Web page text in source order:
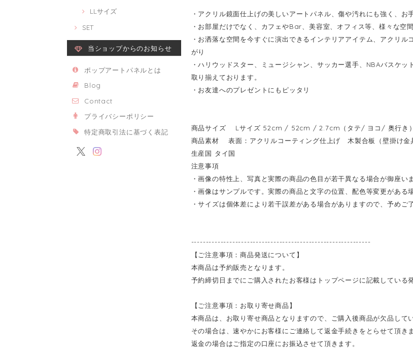
LLサイズ
SET
当ショップからのお知らせ
ポップアートパネルとは
Blog
Contact
プライバシーポリシー
特定商取引法に基づく表記
・アクリル鏡面仕上げの美しいアートパネル、傷や汚れにも強く、お
・お部屋だけでなく、カフェやBar、美容室、オフィス等、様々な空
・お洒落な空間を今すぐに演出できるインテリアアイテム、アクリ
がり
・ハリウッドスター、ミュージシャン、サッカー選手、NBAバスケ
取り揃えております。
・お友達へのプレゼントにもピッタリ
商品サイズ Lサイズ 52cm / 52cm / 2.7cm（タテ/ ヨコ/ 奥行き）
商品素材 表面：アクリルコーティング仕上げ 木製合板（壁掛け金
生産国 タイ国
注意事項
・画像の特性上、写真と実際の商品の色目が若干異なる場合が御座いま
・画像はサンプルです。実際の商品と文字の位置、配色等変更がある
・サイズは個体差により若干誤差がある場合がありますので、予めご
-------------------------------------------------------------
【ご注意事項：商品発送について】
本商品は予約販売となります。
予約締切日までにご購入されたお客様はトップページに記載している
【ご注意事項：お取り寄せ商品】
本商品は、お取り寄せ商品となりますので、ご購入後商品が欠品して
その場合は、速やかにお客様にご連絡して返金手続きをとらせて頂きま
返金の場合はご指定の口座にお振込させて頂きます。